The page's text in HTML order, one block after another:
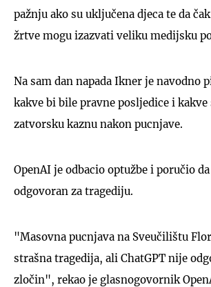
pažnju ako su uključena djeca te da
žrtve mogu izazvati veliku medijsku
Na sam dan napada Ikner je navodno
kakve bi bile pravne posljedice i kakve
zatvorsku kaznu nakon pucnjave.
OpenAI je odbacio optužbe i poručio
odgovoran za tragediju.
"Masovna pucnjava na Sveučilištu
strašna tragedija, ali ChatGPT nije
zločin", rekao je glasnogovornik